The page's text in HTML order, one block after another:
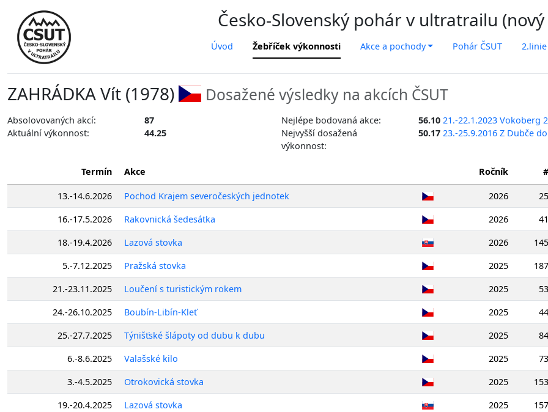
Česko-Slovenský pohár v ultratrailu
Úvod Žebříček výkonnosti Akce a pochody Pohár ČSUT 2.linie
ZAHRÁDKA Vít (1978) Dosažené výsledky na akcích ČSUT
Absolovovaných akcí: 87 Nejlépe bodovaná akce: 56.10 21.-22.1.2023 Vokoberg
Aktuální výkonnost:
44.25
Nejvyšší dosažená
výkonnost:
50.17 23.-25.9.2016 Z Dubče
Termín Akce Ročník #
13.-14.6.2026 Pochod Krajem severočeských jednotek 2026
25
16.-17.5.2026
Rakovnická šedesátka 2026
41
18.-19.4.2026
Lazová stovka 2026
145
5.-7.12.2025
Pražská stovka 2025
187
21.-23.11.2025
Loučení s turistickým rokem 2025
53
24.-26.10.2025
Boubín-Libín-Kleť 2025
44
25.-27.7.2025
Týnišťské šlápoty od dubu k dubu 2025
84
6.-8.6.2025
Valašské kilo 2025
73
3.-4.5.2025
Otrokovická stovka 2025
153
19.-20.4.2025
Lazová stovka 2025
157